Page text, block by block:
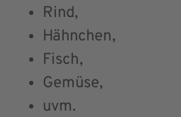
Rind,
Hähnchen,
Fisch,
Gemüse,
uvm.